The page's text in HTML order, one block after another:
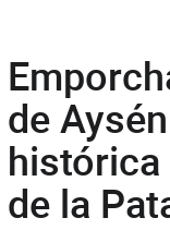
de
histórica
de la